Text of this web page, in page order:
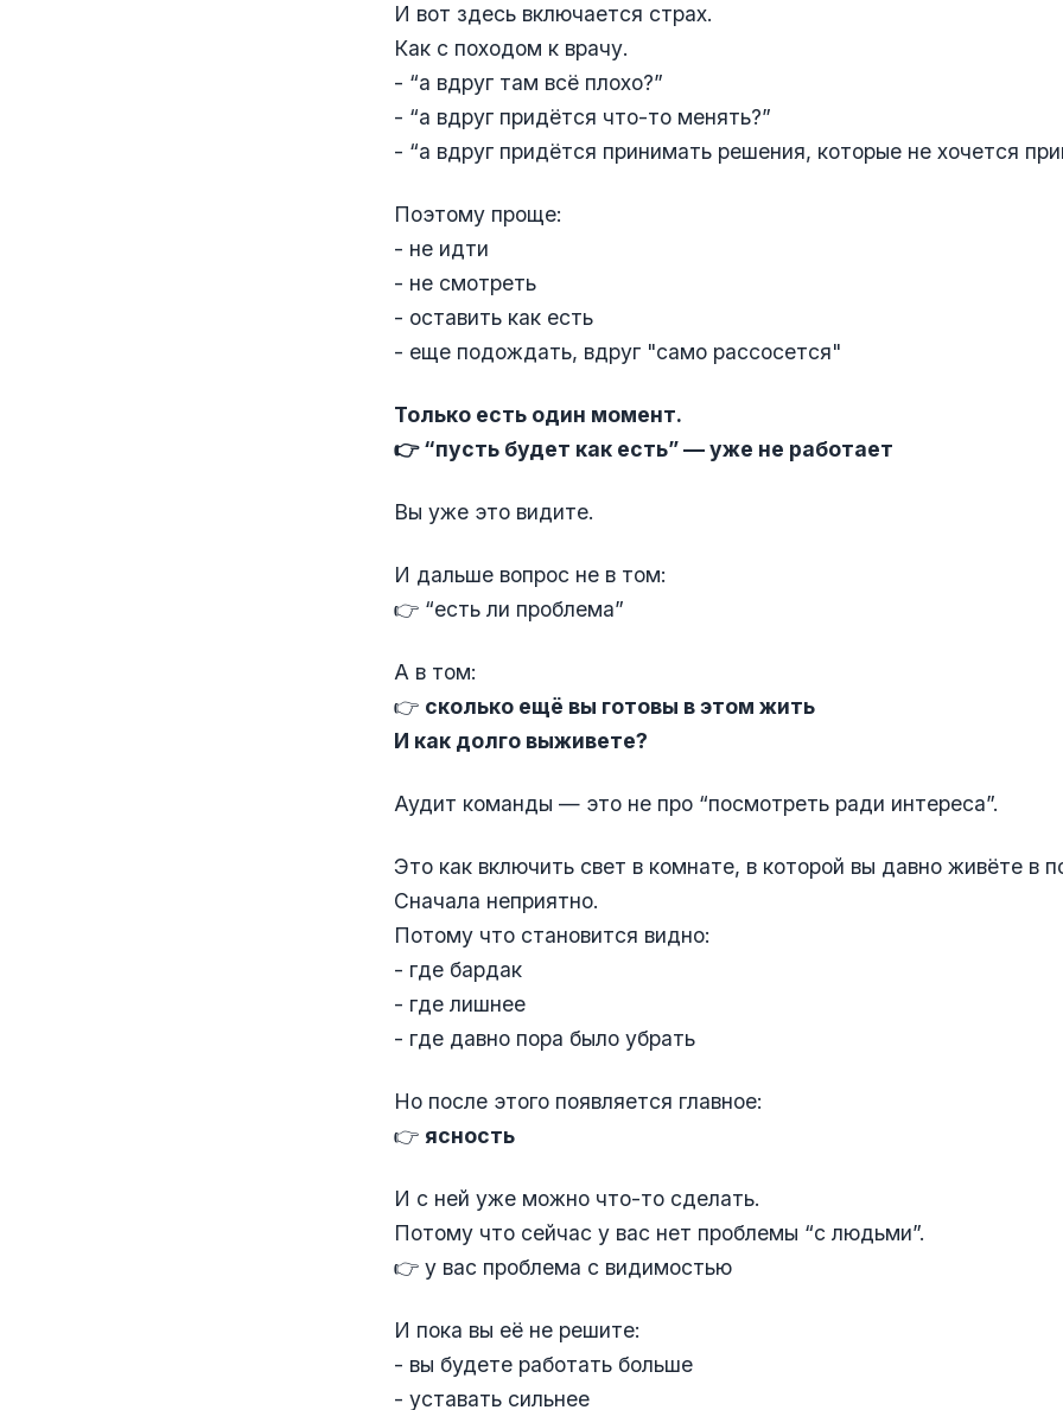
И вот здесь включается страх.
Как с походом к врачу.
- “а вдруг там всё плохо?”
- “а вдруг придётся что-то менять?”
- “а вдруг придётся принимать решения, которые не хочется
Поэтому проще:
- не идти
- не смотреть
- оставить как есть
- еще подождать, вдруг "само рассосется"
Только есть один момент.
👉 “пусть будет как есть” — уже не работает
Вы уже это видите.
И дальше вопрос не в том:
👉 “есть ли проблема”
А в том:
👉 сколько ещё вы готовы в этом жить
И как долго выживете?
Аудит команды — это не про “посмотреть ради интереса”.
Это как включить свет в комнате, в которой вы давно живёте в
Сначала неприятно.
Потому что становится видно:
- где бардак
- где лишнее
- где давно пора было убрать
Но после этого появляется главное:
👉 ясность
И с ней уже можно что-то сделать.
Потому что сейчас у вас нет проблемы “с людьми”.
👉 у вас проблема с видимостью
И пока вы её не решите:
- вы будете работать больше
- уставать сильнее